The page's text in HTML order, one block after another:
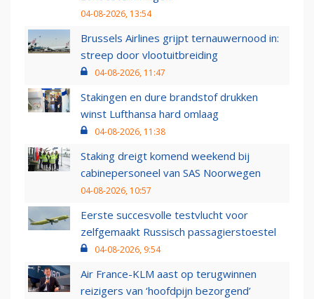
04-08-2026, 13:54
Brussels Airlines grijpt ternauwernood in:
streep door vlootuitbreiding
04-08-2026, 11:47
Stakingen en dure brandstof drukken
winst Lufthansa hard omlaag
04-08-2026, 11:38
Staking dreigt komend weekend bij
cabinepersoneel van SAS Noorwegen
04-08-2026, 10:57
Eerste succesvolle testvlucht voor
zelfgemaakt Russisch passagierstoestel
04-08-2026, 9:54
Air France-KLM aast op terugwinnen
reizigers van ‘hoofdpijn bezorgend’